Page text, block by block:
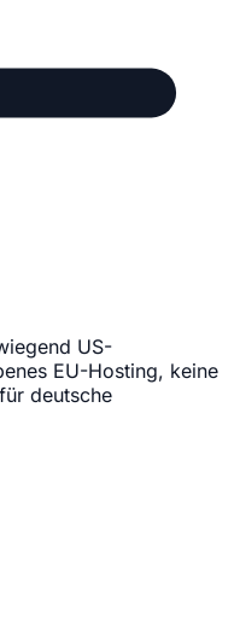
US-
EU-Hosting, keine
deutsche